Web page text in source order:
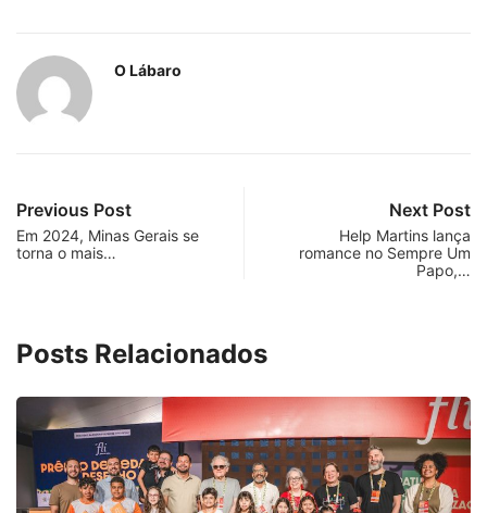
O Lábaro
Previous Post
Em 2024, Minas Gerais se
torna o mais…
Next Post
Help Martins lança
romance no Sempre Um
Papo,…
Posts Relacionados